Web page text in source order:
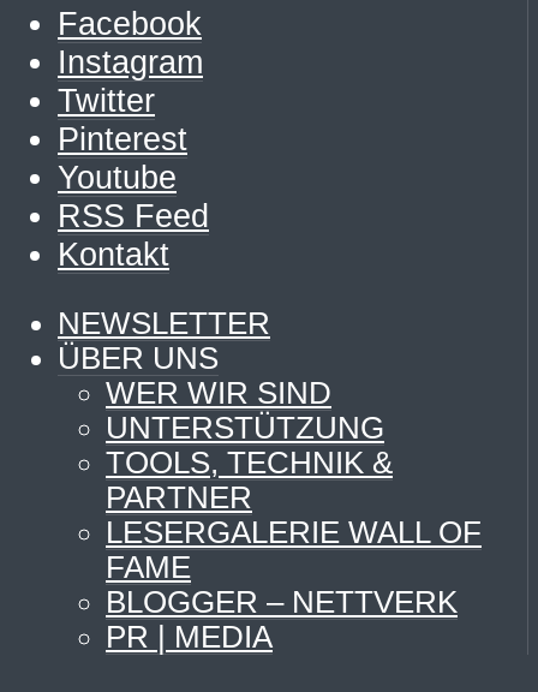
Facebook
Instagram
Twitter
Pinterest
Youtube
RSS Feed
Kontakt
NEWSLETTER
ÜBER UNS
WER WIR SIND
UNTERSTÜTZUNG
TOOLS, TECHNIK &
PARTNER
LESERGALERIE WALL OF
FAME
BLOGGER – NETTVERK
PR | MEDIA